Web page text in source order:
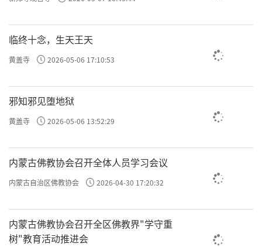
临终十念，生天王天
黄盖寺 2026-05-06 17:10:53
邪知邪见堕地狱
黄盖寺 2026-05-06 13:52:29
内蒙古佛教协会召开全体人员学习会议
内蒙古自治区佛教协会 2026-04-30 17:20:32
内蒙古佛教协会召开全区佛教界"学守重
树"教育活动推进会